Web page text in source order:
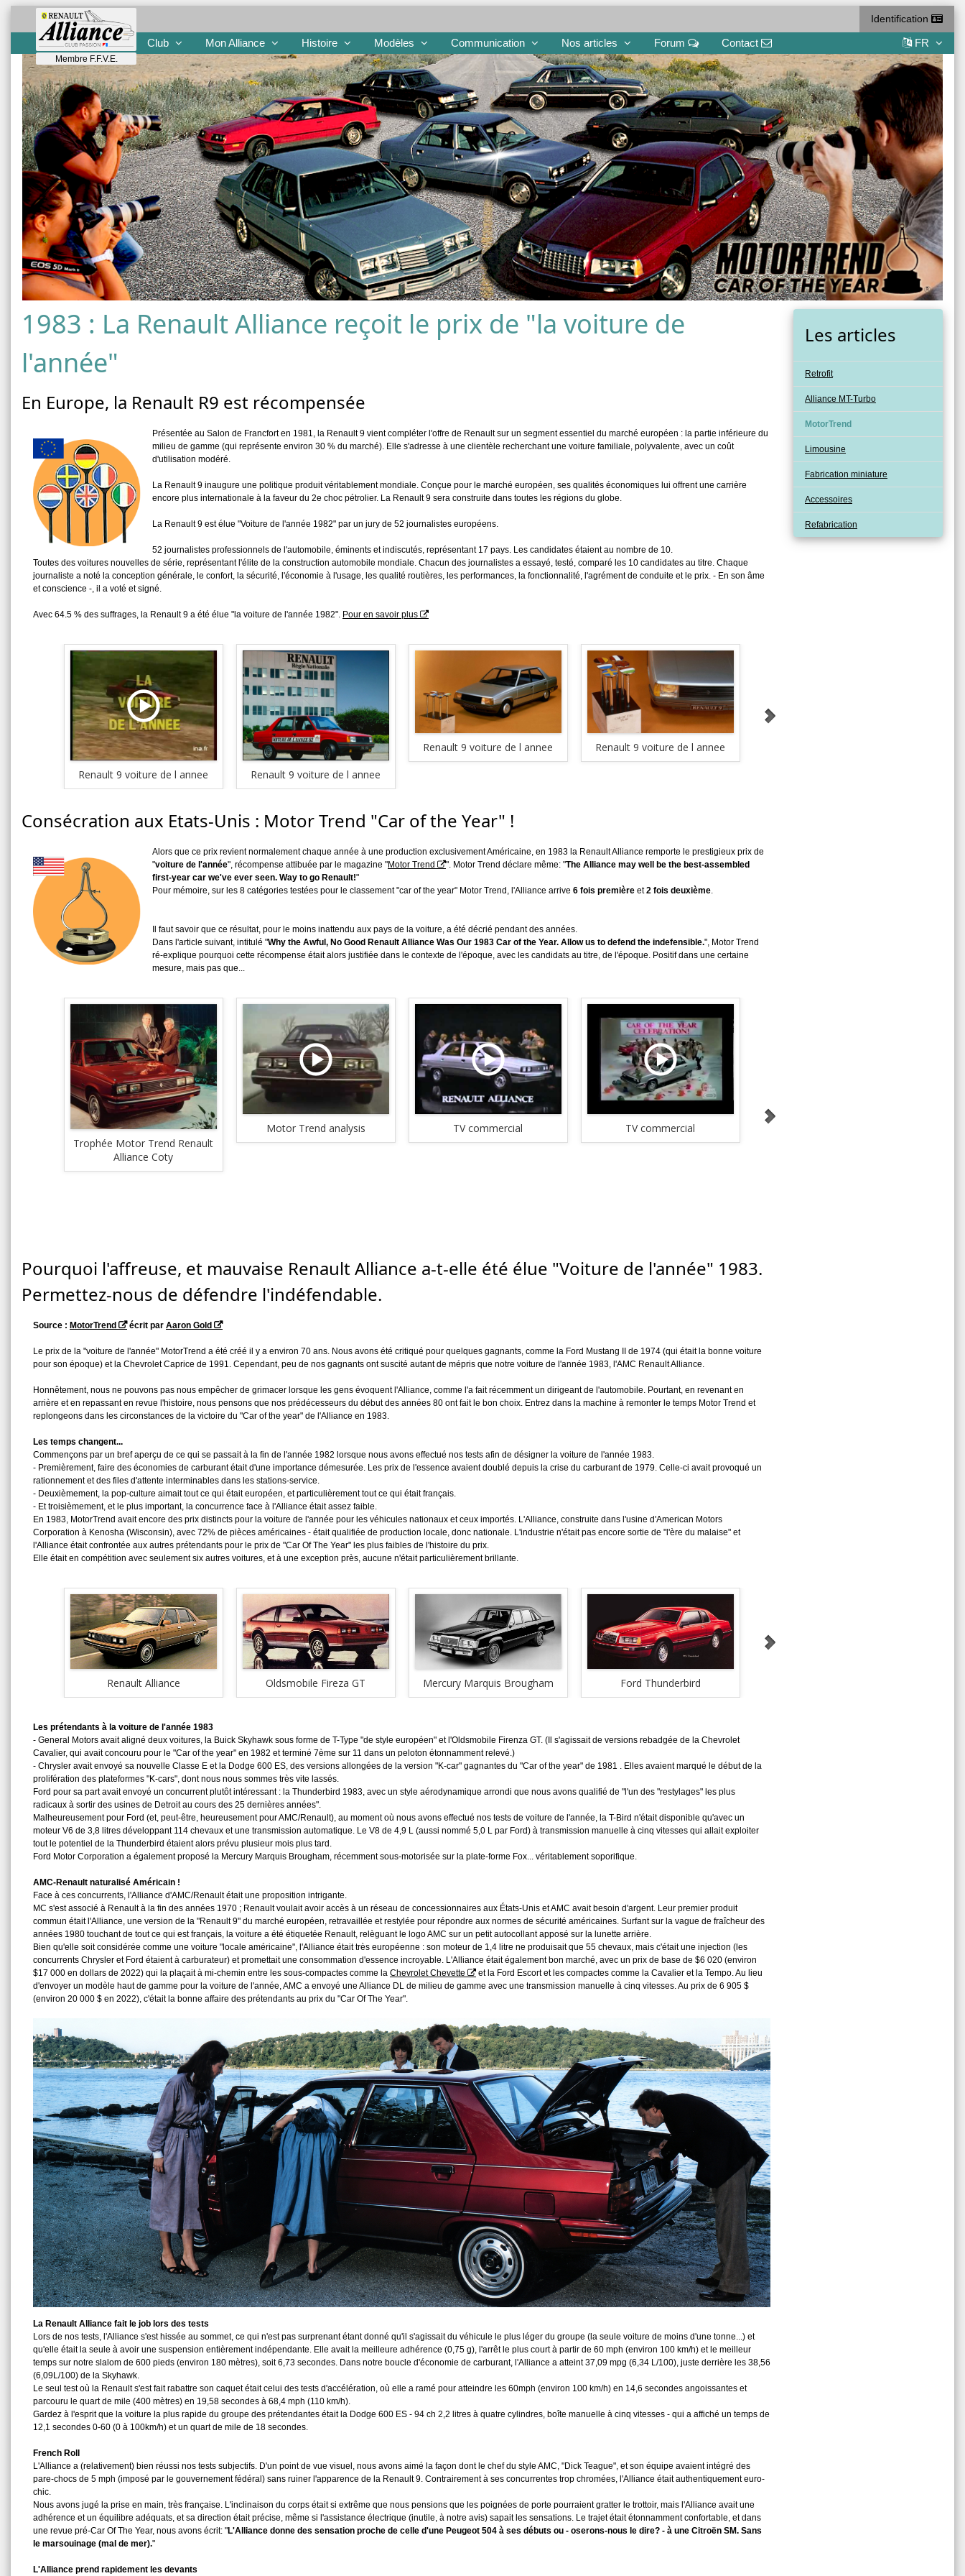
Membre F.F.V.E.
Identification
Club Mon Alliance Histoire Modèles Communication Nos articles Forum Contact FR
Les articles
Retrofit
Alliance MT-Turbo
MotorTrend
Limousine
Fabrication miniature
Accessoires
Refabrication
1983 : La Renault Alliance reçoit le prix de "la voiture de
l'année"
En Europe, la Renault R9 est récompensée
Présentée au Salon de Francfort en 1981, la Renault 9 vient compléter l'offre de Renault sur un segment essentiel du marché européen : la partie inférieure du
milieu de gamme (qui représente environ 30 % du marché). Elle s'adresse à une clientèle recherchant une voiture familiale, polyvalente, avec un coût
d'utilisation modéré.
La Renault 9 inaugure une politique produit véritablement mondiale. Conçue pour le marché européen, ses qualités économiques lui offrent une carrière
encore plus internationale à la faveur du 2e choc pétrolier. La Renault 9 sera construite dans toutes les régions du globe.
La Renault 9 est élue "Voiture de l'année 1982" par un jury de 52 journalistes européens.
52 journalistes professionnels de l'automobile, éminents et indiscutés, représentant 17 pays. Les candidates étaient au nombre de 10.
Toutes des voitures nouvelles de série, représentant l'élite de la construction automobile mondiale. Chacun des journalistes a essayé, testé, comparé les 10 candidates au titre. Chaque
journaliste a noté la conception générale, le confort, la sécurité, l'économie à l'usage, les qualité routières, les performances, la fonctionnalité, l'agrément de conduite et le prix. - En son âme
et conscience -, il a voté et signé.
Avec 64.5 % des suffrages, la Renault 9 a été élue "la voiture de l'année 1982". Pour en savoir plus
Renault 9 voiture de l annee Renault 9 voiture de l annee
Renault 9 voiture de l annee Renault 9 voiture de l annee
Consécration aux Etats-Unis : Motor Trend "Car of the Year" !
Alors que ce prix revient normalement chaque année à une production exclusivement Américaine, en 1983 la Renault Alliance remporte le prestigieux prix de
"voiture de l'année", récompense attibuée par le magazine "Motor Trend ". Motor Trend déclare même: "The Alliance may well be the best-assembled
first-year car we've ever seen. Way to go Renault!"
Pour mémoire, sur les 8 catégories testées pour le classement "car of the year" Motor Trend, l'Alliance arrive 6 fois première et2 fois deuxième
Il faut savoir que ce résultat, pour le moins inattendu aux pays de la voiture, a été décrié pendant des années.
Dans l'article suivant, intitulé "Why the Awful, No Good Renault Alliance Was Our 1983 Car of the Year. Allow us to defend the indefensible.", Motor Trend
ré-explique pourquoi cette récompense était alors justifiée dans le contexte de l'époque, avec les candidats au titre, de l'époque. Positif dans une certaine
mesure, mais pas que...
Trophée Motor Trend Renault
Alliance Coty
Motor Trend analysis TV commercial TV commercial
Pourquoi l'affreuse, et mauvaise Renault Alliance a-t-elle été élue "Voiture de l'année" 1983.
Permettez-nous de défendre l'indéfendable.
Source : MotorTrend écrit par Aaron Gold
Le prix de la "voiture de l'année" MotorTrend a été créé il y a environ 70 ans. Nous avons été critiqué pour quelques gagnants, comme la Ford Mustang II de 1974 (qui était la bonne voiture
pour son époque) et la Chevrolet Caprice de 1991. Cependant, peu de nos gagnants ont suscité autant de mépris que notre voiture de l'année 1983, l'AMC Renault Alliance.
Honnêtement, nous ne pouvons pas nous empêcher de grimacer lorsque les gens évoquent l'Alliance, comme l'a fait récemment un dirigeant de l'automobile. Pourtant, en revenant en
arrière et en repassant en revue l'histoire, nous pensons que nos prédécesseurs du début des années 80 ont fait le bon choix. Entrez dans la machine à remonter le temps Motor Trend et
replongeons dans les circonstances de la victoire du "Car of the year" de l'Alliance en 1983.
Les temps changent...
Commençons par un bref aperçu de ce qui se passait à la fin de l'année 1982 lorsque nous avons effectué nos tests afin de désigner la voiture de l'année 1983.
- Premièrement, faire des économies de carburant était d'une importance démesurée. Les prix de l'essence avaient doublé depuis la crise du carburant de 1979. Celle-ci avait provoqué un
rationnement et des files d'attente interminables dans les stations-service.
- Deuxièmement, la pop-culture aimait tout ce qui était européen, et particulièrement tout ce qui était français.
- Et troisièmement, et le plus important, la concurrence face à l'Alliance était assez faible.
En 1983, MotorTrend avait encore des prix distincts pour la voiture de l'année pour les véhicules nationaux et ceux importés. L'Alliance, construite dans l'usine d'American Motors
Corporation à Kenosha (Wisconsin), avec 72% de pièces américaines - était qualifiée de production locale, donc nationale. L'industrie n'était pas encore sortie de "l'ère du malaise" et
l'Alliance était confrontée aux autres prétendants pour le prix de "Car Of The Year" les plus faibles de l'histoire du prix.
Elle était en compétition avec seulement six autres voitures, et à une exception près, aucune n'était particulièrement brillante.
Renault Alliance Oldsmobile Fireza GT Mercury Marquis Brougham Ford Thunderbird
Les prétendants à la voiture de l'année 1983
- General Motors avait aligné deux voitures, la Buick Skyhawk sous forme de T-Type "de style européen" et l'Oldsmobile Firenza GT. (Il s'agissait de versions rebadgée de la Chevrolet
Cavalier, qui avait concouru pour le "Car of the year" en 1982 et terminé 7ème sur 11 dans un peloton étonnamment relevé.)
- Chrysler avait envoyé sa nouvelle Classe E et la Dodge 600 ES, des versions allongées de la version "K-car" gagnantes du "Car of the year" de 1981 . Elles avaient marqué le début de la
prolifération des plateformes "K-cars", dont nous nous sommes très vite lassés.
Ford pour sa part avait envoyé un concurrent plutôt intéressant : la Thunderbird 1983, avec un style aérodynamique arrondi que nous avons qualifié de "l'un des "restylages" les plus
radicaux à sortir des usines de Detroit au cours des 25 dernières années".
Malheureusement pour Ford (et, peut-être, heureusement pour AMC/Renault), au moment où nous avons effectué nos tests de voiture de l'année, la T-Bird n'était disponible qu'avec un
moteur V6 de 3,8 litres développant 114 chevaux et une transmission automatique. Le V8 de 4,9 L (aussi nommé 5,0 L par Ford) à transmission manuelle à cinq vitesses qui allait exploiter
tout le potentiel de la Thunderbird étaient alors prévu plusieur mois plus tard.
Ford Motor Corporation a également proposé la Mercury Marquis Brougham, récemment sous-motorisée sur la plate-forme Fox... véritablement soporifique.
AMC-Renault naturalisé Américain !
Face à ces concurrents, l'Alliance d'AMC/Renault était une proposition intrigante.
MC s'est associé à Renault à la fin des années 1970 ; Renault voulait avoir accès à un réseau de concessionnaires aux États-Unis et AMC avait besoin d'argent. Leur premier produit
commun était l'Alliance, une version de la "Renault 9" du marché européen, retravaillée et restylée pour répondre aux normes de sécurité américaines. Surfant sur la vague de fraîcheur des
années 1980 touchant de tout ce qui est français, la voiture a été étiquetée Renault, relèguant le logo AMC sur un petit autocollant apposé sur la lunette arrière.
Bien qu'elle soit considérée comme une voiture "locale américaine", l'Alliance était très européenne : son moteur de 1,4 litre ne produisait que 55 chevaux, mais c'était une injection (les
concurrents Chrysler et Ford étaient à carburateur) et promettait une consommation d'essence incroyable. L'Alliance était également bon marché, avec un prix de base de $6 020 (environ
$17 000 en dollars de 2022) qui la plaçait à mi-chemin entre les sous-compactes comme la Chevrolet Chevette
et la Ford Escort et les compactes comme la Cavalier et la Tempo. Au lieu
d'envoyer un modèle haut de gamme pour la voiture de l'année, AMC a envoyé une Alliance DL de milieu de gamme avec une transmission manuelle à cinq vitesses. Au prix de 6 905 $
(environ 20 000 $ en 2022), c'était la bonne affaire des prétendants au prix du "Car Of The Year".
La Renault Alliance fait le job lors des tests
Lors de nos tests, l'Alliance s'est hissée au sommet, ce qui n'est pas surprenant étant donné qu'il s'agissait du véhicule le plus léger du groupe (la seule voiture de moins d'une tonne...) et
qu'elle était la seule à avoir une suspension entièrement indépendante. Elle avait la meilleure adhérence (0,75 g), l'arrêt le plus court à partir de 60 mph (environ 100 km/h) et le meilleur
temps sur notre slalom de 600 pieds (environ 180 mètres), soit 6,73 secondes. Dans notre boucle d'économie de carburant, l'Alliance a atteint 37,09 mpg (6,34 L/100), juste derrière les 38,56
(6,09L/100) de la Skyhawk.
Le seul test où la Renault s'est fait rabattre son caquet était celui des tests d'accélération, où elle a ramé pour atteindre les 60mph (environ 100 km/h) en 14,6 secondes angoissantes et
parcouru le quart de mile (400 mètres) en 19,58 secondes à 68,4 mph (110 km/h).
Gardez à l'esprit que la voiture la plus rapide du groupe des prétendantes était la Dodge 600 ES - 94 ch 2,2 litres à quatre cylindres, boîte manuelle à cinq vitesses - qui a affiché un temps de
12,1 secondes 0-60 (0 à 100km/h) et un quart de mile de 18 secondes.
French Roll
L'Alliance a (relativement) bien réussi nos tests subjectifs. D'un point de vue visuel, nous avons aimé la façon dont le chef du style AMC, "Dick Teague", et son équipe avaient intégré des
pare-chocs de 5 mph (imposé par le gouvernement fédéral) sans ruiner l'apparence de la Renault 9. Contrairement à ses concurrentes trop chromées, l'Alliance était authentiquement euro-
chic.
Nous avons jugé la prise en main, très française. L'inclinaison du corps était si extrême que nous pensions que les poignées de porte pourraient gratter le trottoir, mais l'Alliance avait une
adhérence et un équilibre adéquats, et sa direction était précise, même si l'assistance électrique (inutile, à notre avis) sapait les sensations. Le trajet était étonnamment confortable, et dans
une revue pré-Car Of The Year, nous avons écrit: "L'Alliance donne des sensation proche de celle d'une Peugeot 504 à ses débuts ou - oserons-nous le dire? - à une Citroën SM. Sans
le marsouinage (mal de mer)."
L'Alliance prend rapidement les devants